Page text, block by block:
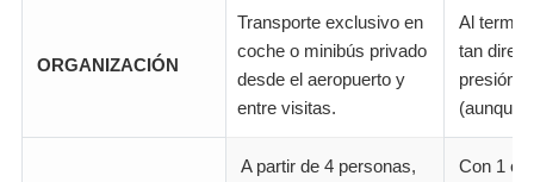
ORGANIZACIÓN
Transporte exclusivo en
coche o minibús privado
desde el aeropuerto y
entre visitas.
Al
tan
presión
(aunque
A partir de 4 personas,
Con 1 o